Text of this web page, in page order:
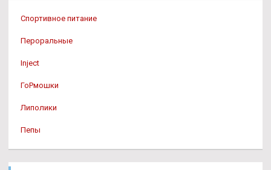
Спортивное питание
Пероральные
Inject
ГоРмошки
Липолики
Пепы